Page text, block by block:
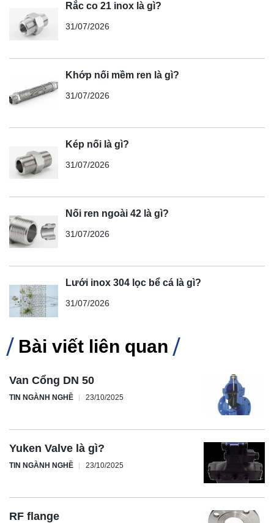
Rắc co 21 inox là gì?
31/07/2026
Khớp nối mềm ren là gì?
31/07/2026
Kép nối là gì?
31/07/2026
Nối ren ngoài 42 là gì?
31/07/2026
Lưới inox 304 lọc bể cá là gì?
31/07/2026
Bài viết liên quan
Van Cổng DN 50
TIN NGÀNH NGHỀ 23/10/2025
Yuken Valve là gì?
TIN NGÀNH NGHỀ 23/10/2025
RF flange